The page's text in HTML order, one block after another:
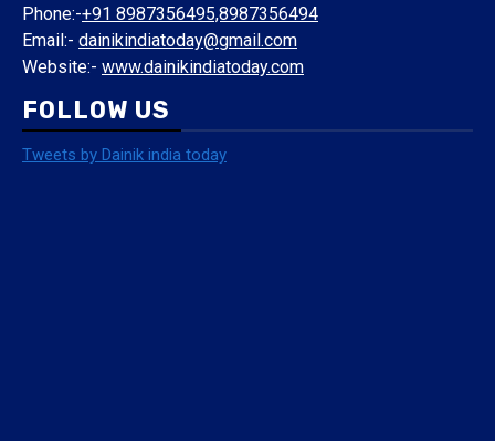
​सांसद अरुण भारती ने लोकसभा में उठाई जमुई की आवाज,अंतरराष्ट्रीय
क्रिकेट स्टेडियम और मल्टी-स्पोर्ट्स कॉम्प्लेक्स की मांग
5 months ago दैनिक इंडिया टुडे
CONTACT DETAILS